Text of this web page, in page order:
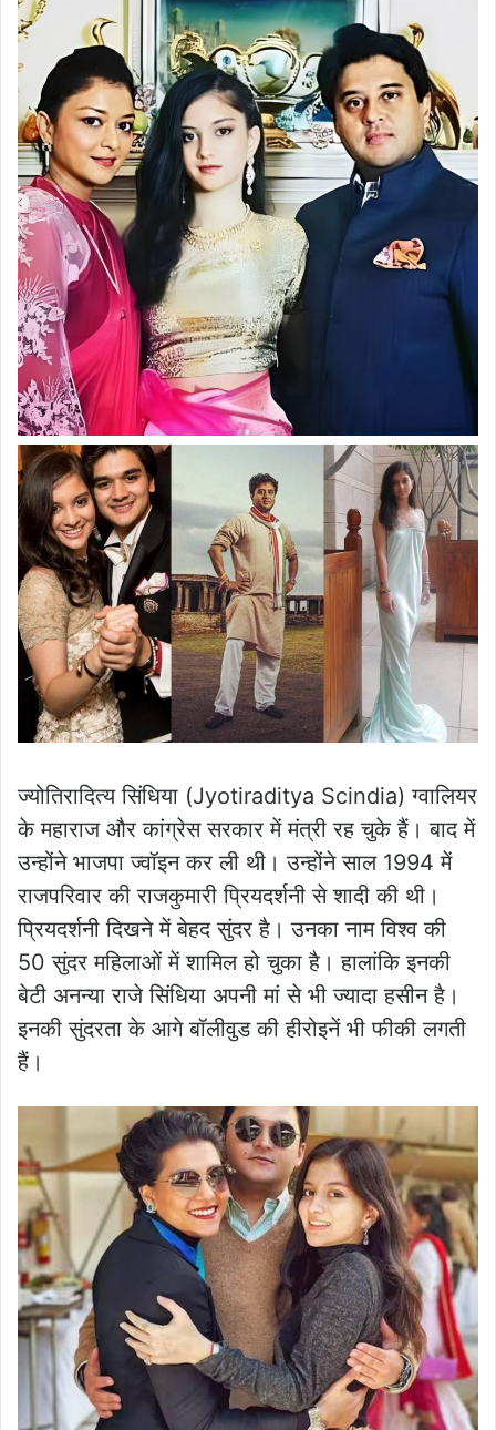
ज्योतिरादित्य सिंधिया (Jyotiraditya Scindia) ग्वालियर
के महाराज और कांग्रेस सरकार में मंत्री रह चुके हैं। बाद में
उन्होंने भाजपा ज्वॉइन कर ली थी। उन्होंने साल 1994 में
राजपरिवार की राजकुमारी प्रियदर्शनी से शादी की थी।
प्रियदर्शनी दिखने में बेहद सुंदर है। उनका नाम विश्व की
50 सुंदर महिलाओं में शामिल हो चुका है। हालांकि इनकी
बेटी अनन्या राजे सिंधिया अपनी मां से भी ज्यादा हसीन है।
इनकी सुंदरता के आगे बॉलीवुड की हीरोइनें भी फीकी लगती
हैं।